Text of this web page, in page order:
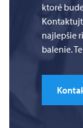
ktoré
najlepšie
balenie.